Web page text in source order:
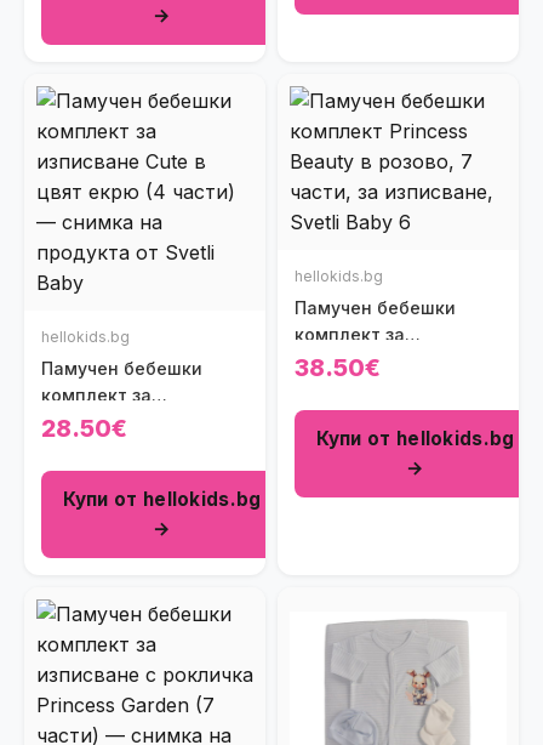
→
hellokids.bg
Памучен бебешки
комплект за
изписване Cute в цвят
28.50€
Купи от hellokids.bg
→
hellokids.bg
Памучен бебешки
комплект за
изписване с рокличка
розово (7 части)
38.50€
Купи от hellokids.bg
→